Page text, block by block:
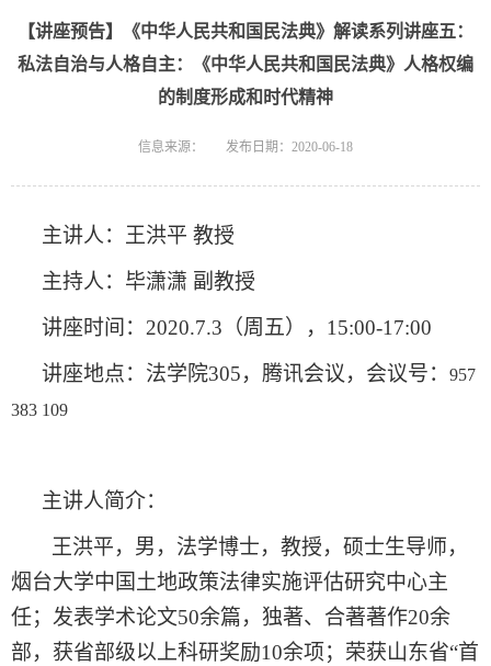
【讲座预告】《中华人民共和国民法典》解读系列讲座五：
私法自治与人格自主：《中华人民共和国民法典》人格权编
的制度形成和时代精神
信息来源： 发布日期：2020-06-18
主讲人：王洪平 教授
主持人：毕潇潇 副教授
讲座时间： 2020.7.3 （周五）， 15:00-17:00
讲座地点：法学院305，腾讯会议，会议号：
957
383 109
主讲人简介：
王洪平，男，法学博士，教授，硕士生导师，
烟台大学中国土地政策法律实施评估研究中心主
任；发表学术论文50余篇，独著、合著著作20余
部，获省部级以上科研奖励10余项；荣获山东省“首